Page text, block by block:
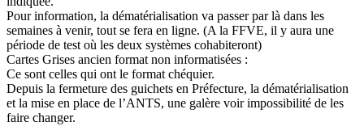
Pour information, la dématérialisation va passer par là dans les
semaines à venir, tout se fera en ligne. (A la FFVE, il y aura une
période de test où les deux systèmes cohabiteront)
Cartes Grises ancien format non informatisées :
Ce sont celles qui ont le format chéquier.
Depuis la fermeture des guichets en Préfecture, la dématérialisation
et la mise en place de l’ANTS, une galère voir impossibilité de les
faire changer.